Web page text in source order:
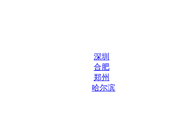
深圳
合肥
郑州
哈尔滨